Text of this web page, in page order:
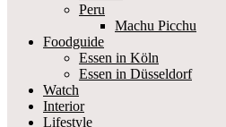
Peru
Machu Picchu
Foodguide
Essen in Köln
Essen in Düsseldorf
Watch
Interior
Lifestyle